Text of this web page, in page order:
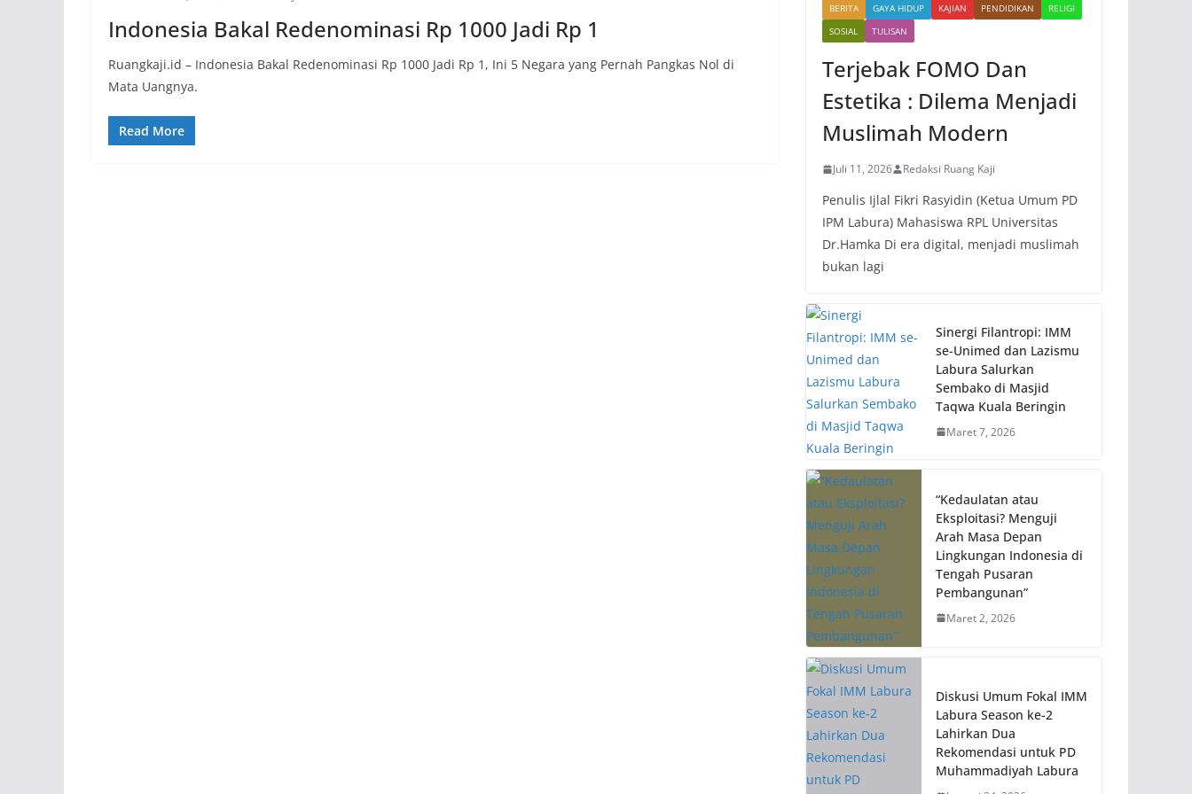
Indonesia Bakal Redenominasi Rp 1000 Jadi Rp 1
Ruangkaji.id – Indonesia Bakal Redenominasi Rp 1000 Jadi Rp 1, Ini 5 Negara yang Pernah Pangkas Nol di
Mata Uangnya.
Read More
BERITA GAYA HIDUP KAJIAN PENDIDIKAN
RELIGI
SOSIAL
TULISAN
Terjebak FOMO Dan
Estetika : Dilema Menjadi
Muslimah Modern
Juli 11, 2026 Redaksi Ruang Kaji
Penulis Ijlal Fikri Rasyidin (Ketua Umum PD
IPM Labura) Mahasiswa RPL Universitas
Dr.Hamka Di era digital, menjadi muslimah
bukan lagi
Sinergi Filantropi: IMM
se-Unimed dan Lazismu
Labura Salurkan
Sembako di Masjid
Taqwa Kuala Beringin
Maret 7, 2026
“Kedaulatan atau
Eksploitasi? Menguji
Arah Masa Depan
Lingkungan Indonesia di
Tengah Pusaran
Pembangunan”
Maret 2, 2026
Diskusi Umum Fokal IMM
Labura Season ke-2
Lahirkan Dua
Rekomendasi untuk PD
Muhammadiyah Labura